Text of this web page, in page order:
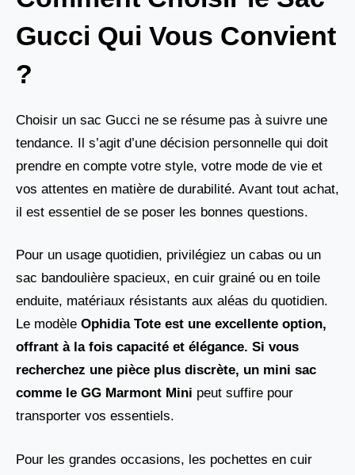
Gucci Qui Vous Convient
?
Choisir un sac Gucci ne se résume pas à suivre une
tendance. Il s’agit d’une décision personnelle qui doit
prendre en compte votre style, votre mode de vie et
vos attentes en matière de durabilité. Avant tout achat,
il est essentiel de se poser les bonnes questions.
Pour un usage quotidien, privilégiez un cabas ou un
sac bandoulière spacieux, en cuir grainé ou en toile
enduite, matériaux résistants aux aléas du quotidien.
Le modèle Ophidia Tote est une excellente option,
offrant à la fois capacité et élégance. Si vous
recherchez une pièce plus discrète, un mini sac
comme le GG Marmont Mini peut suffire pour
transporter vos essentiels.
Pour les grandes occasions, les pochettes en cuir